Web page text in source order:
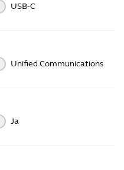
USB‑C
Unified Communications
Ja